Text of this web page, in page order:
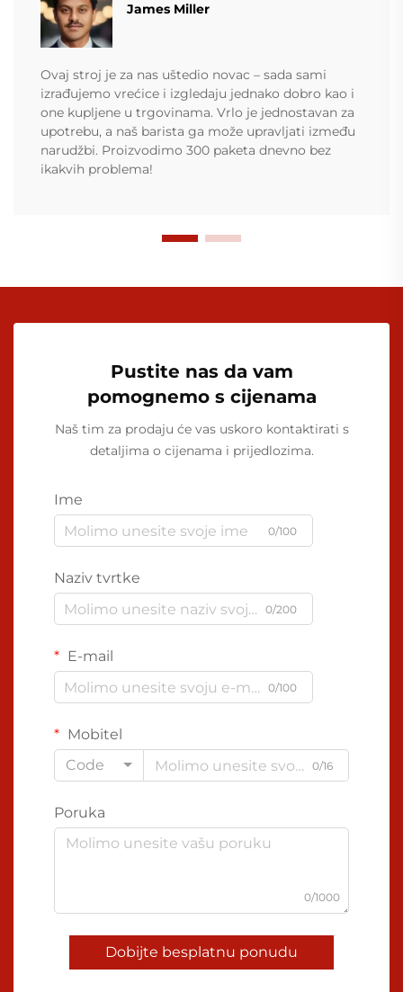
James Miller
Ovaj stroj je za nas uštedio novac – sada sami
izrađujemo vrećice i izgledaju jednako dobro kao i
one kupljene u trgovinama. Vrlo je jednostavan za
upotrebu, a naš barista ga može upravljati između
narudžbi. Proizvodimo 300 paketa dnevno bez
ikakvih problema!
Pustite nas da vam
pomognemo s cijenama
Naš tim za prodaju će vas uskoro kontaktirati s
detaljima o cijenama i prijedlozima.
Ime
0/100
Naziv tvrtke
0/200
E-mail
0/100
Mobitel
Code
0/16
Poruka
0/1000
Dobijte besplatnu ponudu